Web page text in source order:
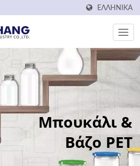
ΕΛΛΗΝΙΚΆ
Μπουκάλι &
Βάζο PET